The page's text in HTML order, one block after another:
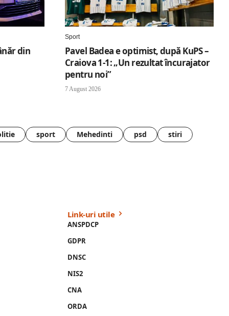
din
Sport
Pavel Badea e optimist, după KuPS –
Craiova 1-1: „Un rezultat încurajator
pentru noi”
7 August 2026
sport Mehedinti psd stiri
Link-uri utile
ANSPDCP
GDPR
DNSC
NIS2
CNA
ORDA